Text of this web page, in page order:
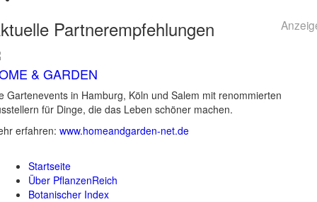
Partnerempfehlungen
& GARDEN
Gartenevents in Hamburg, Köln und Salem mit renommierten
für Dinge, die das Leben schöner machen.
erfahren: www.homeandgarden-net.de
Startseite
Über PflanzenReich
Botanischer Index